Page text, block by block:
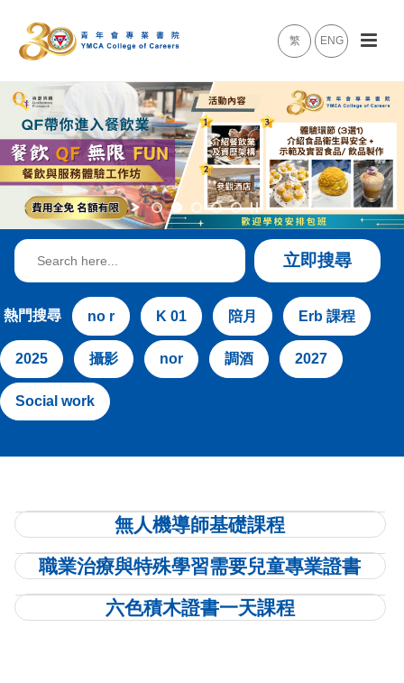
繁 ENG
Search
立即搜尋
熱門搜尋 no r K 01 陪月 Erb 課程
2025 攝影 nor 調酒 2027
Social work
無人機導師基礎課程
職業治療與特殊學習需要兒童專業證書
六色積木證書一天課程